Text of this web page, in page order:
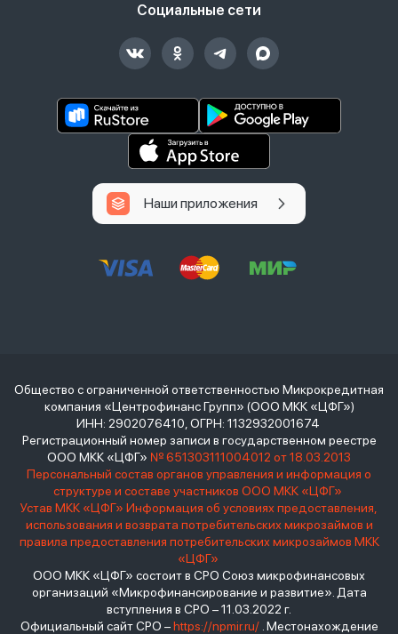
Социальные сети
Наши приложения
Общество с ограниченной ответственностью Микрокредитная
компания «Центрофинанс Групп» (ООО МКК «ЦФГ»)
ИНН: 2902076410, ОГРН: 1132932001674
Регистрационный номер записи в государственном реестре
ООО МКК «ЦФГ» № 651303111004012 от 18.03.2013
Персональный состав органов управления и информация о
структуре и составе участников ООО МКК «ЦФГ»
Устав МКК «ЦФГ» Информация об условиях предоставления,
использования и возврата потребительских микрозаймов и
правила предоставления потребительских микрозаймов МКК
«ЦФГ»
ООО МКК «ЦФГ» состоит в СРО Союз микрофинансовых
организаций «Микрофинансирование и развитие». Дата
вступления в СРО – 11.03.2022 г.
Официальный сайт СРО –https://npmir.ru/. Местонахождение